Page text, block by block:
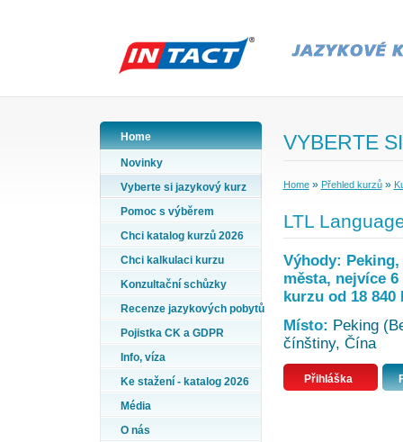
Home
Novinky
Vyberte si jazykový kurz
Pomoc s výběrem
Chci katalog kurzů 2026
Chci kalkulaci kurzu
Konzultační schůzky
Recenze jazykových pobytů
Pojistka CK a GDPR
Info, víza
Ke stažení - katalog 2026
Média
O nás
VYBERTE
Home» Přehled kurzů»
LTL
Výhody:
města, nejvíce
kurzu od 18 840
Místo: Peking
čínštiny, Čína
Přihláška